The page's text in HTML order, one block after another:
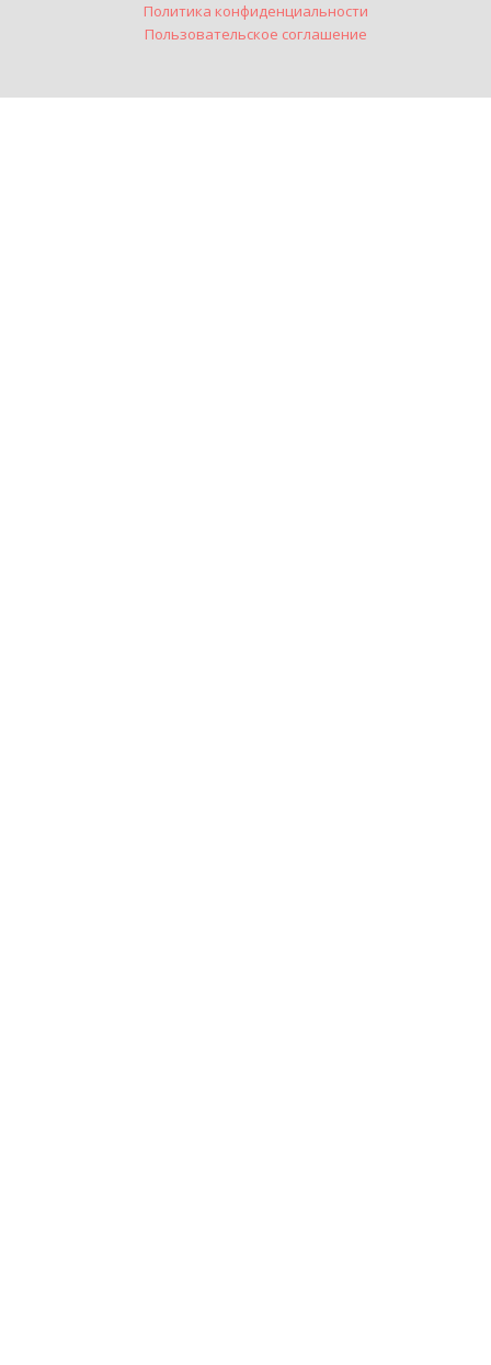
Политика конфиденциальности
Пользовательское соглашение